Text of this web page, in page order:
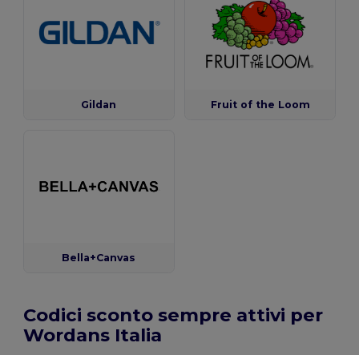
Gildan Fruit of the Loom
Bella+Canvas
Codici sconto sempre attivi per
Wordans Italia